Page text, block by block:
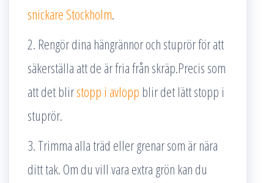
snickare Stockholm.
2. Rengör dina hängrännor och stuprör för att
säkerställa att de är fria från skräp.Precis som
att det blirstopp i avlopp blir det lätt stopp i
stuprör.
3. Trimma alla träd eller grenar som är nära
ditt tak. Om du vill vara extra grön kan du